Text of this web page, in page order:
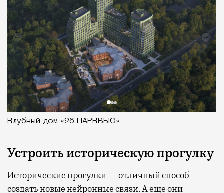
Клубный дом «26 ПАРКВЬЮ»
Устроить историческую прогулку
Исторические прогулки — отличный способ
создать новые нейронные связи. А еще они